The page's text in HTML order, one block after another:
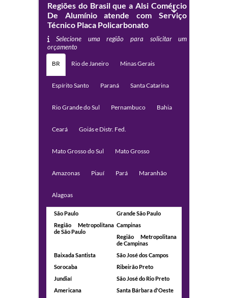
Regiões do Brasil que a Alsi Comércio
De Alumínio atende com Serviço
Técnico Placa Policarbonato
Selecione uma região para solicitar um
orçamento
BR Rio de Janeiro Minas Gerais
Espírito Santo Paraná Santa Catarina
Rio Grande do Sul Pernambuco Bahia
Ceará Goiás e Distr. Fed.
Mato Grosso do Sul Mato Grosso
Amazonas Piauí Pará Maranhão
Alagoas
São Paulo
Grande São Paulo
Região Metropolitana
de São Paulo
Campinas
Região Metropolitana
de Campinas
Baixada Santista
São José dos Campos
Sorocaba
Ribeirão Preto
Jundiaí
São José do Rio Preto
Americana
Santa Bárbara d'Oeste